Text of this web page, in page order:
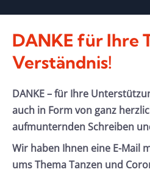
DANKE für Ihre
Verständnis!
DANKE – für Ihre
auch in Form von ganz
aufmunternden Schreiben
Wir haben Ihnen eine E-Mail
ums Thema Tanzen und